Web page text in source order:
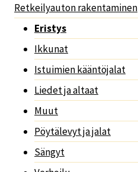
Retkeilyauton rakentaminen
Eristys
Ikkunat
Istuimien kääntöjalat
Liedet ja altaat
Muut
Pöytälevyt ja jalat
Sängyt